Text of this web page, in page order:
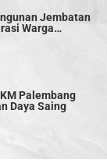
Jembatan
Warga
Palembang
Daya Saing